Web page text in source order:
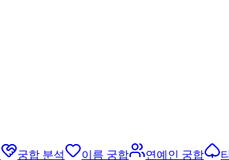
궁합 분석 이름 궁합 연예인 궁합